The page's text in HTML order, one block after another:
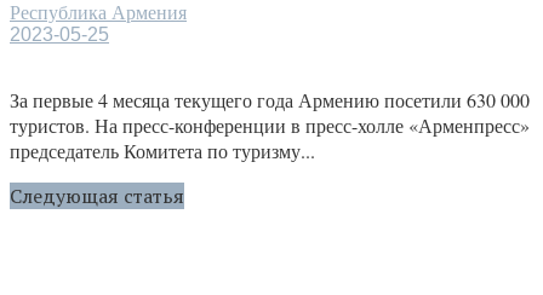
Республика Армения
2023-05-25
За первые 4 месяца текущего года Армению посетили 630 000
туристов. На пресс-конференции в пресс-холле «Арменпресс»
председатель Комитета по туризму...
Следующая статья